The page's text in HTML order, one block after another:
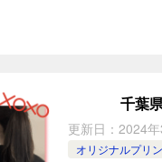
千葉
更新日： 2024
オリジナルプリ